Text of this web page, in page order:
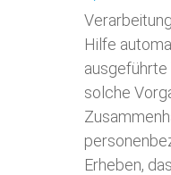
Hilfe
solche
Erheben,